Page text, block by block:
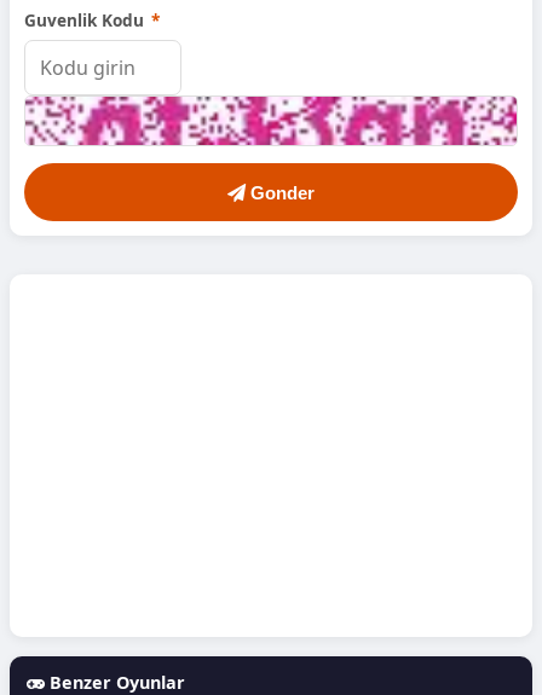
Guvenlik Kodu *
Gonder
Benzer Oyunlar